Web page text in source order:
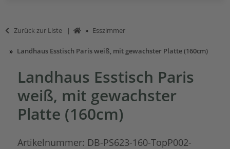
Zurück zur Liste Esszimmer
Landhaus Esstisch Paris weiß, mit gewachster Platte (160cm)
Landhaus Esstisch Paris
weiß, mit gewachster
Platte (160cm)
Artikelnummer: DB-PS623-160-TopP002-